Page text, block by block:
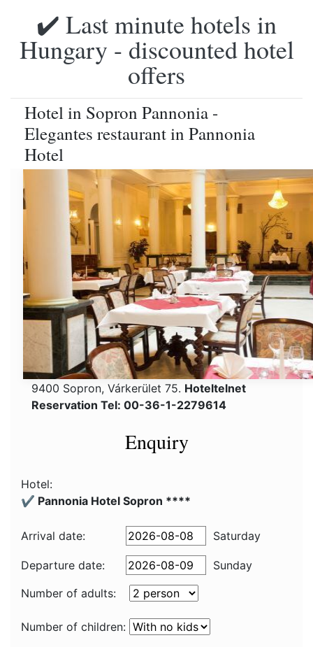
✔️ Last minute hotels in
Hungary - discounted hotel
offers
Hotel in Sopron Pannonia -
Elegantes restaurant in Pannonia
Hotel
9400 Sopron, Várkerület 75. Hoteltelnet
Reservation Tel: 00-36-1-2279614
Enquiry
Hotel:
✔️ Pannonia Hotel Sopron ****
Arrival date: Saturday
Departure date:
Sunday
Number of adults:
Number of children: